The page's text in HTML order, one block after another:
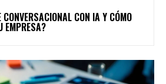
CONVERSACIONAL CON IA Y CÓMO
EMPRESA?